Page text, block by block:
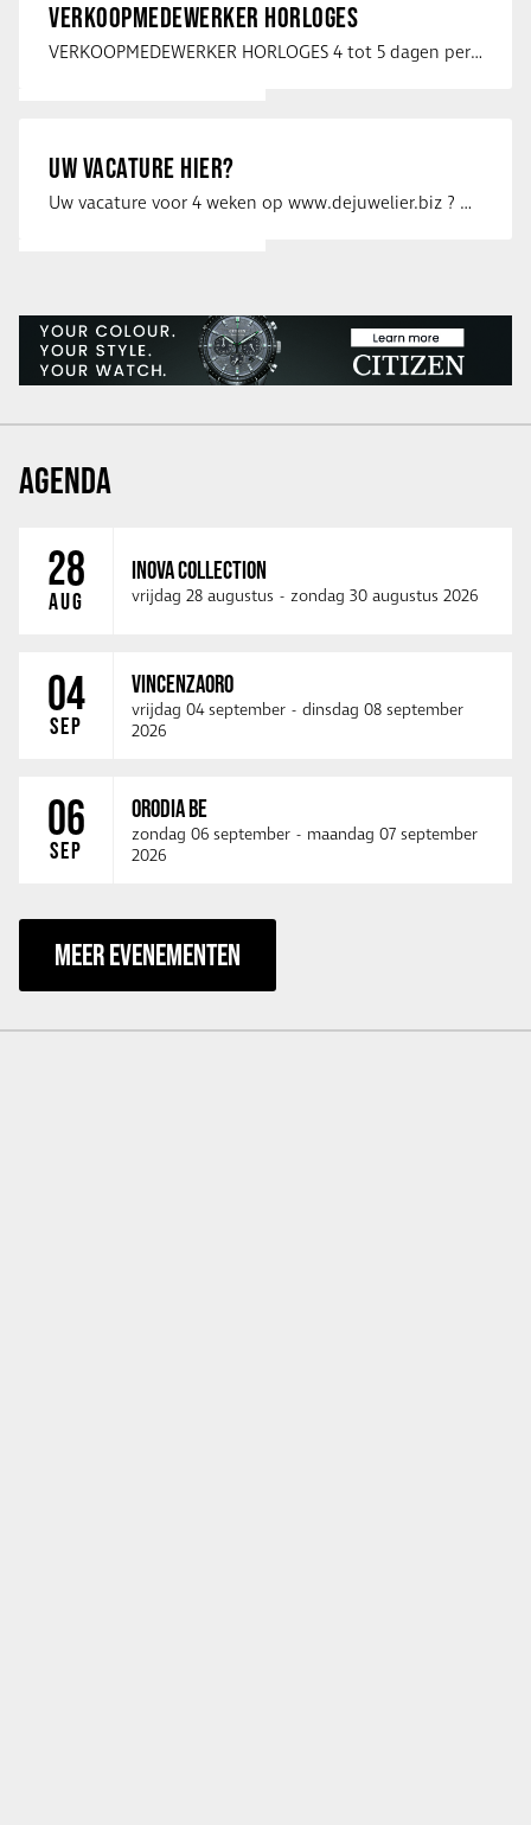
VERKOOPMEDEWERKER HORLOGES
VERKOOPMEDEWERKER HORLOGES 4 tot 5 dagen per week Heb jij een passie voor …
UW VACATURE HIER?
Uw vacature voor 4 weken op www.dejuwelier.biz ? Neem dan contact op met …
AGENDA
28
AUG
INOVA COLLECTION
vrijdag 28 augustus - zondag 30 augustus 2026
04
SEP
VINCENZAORO
vrijdag 04 september - dinsdag 08 september
2026
06
SEP
ORODIA BE
zondag 06 september - maandag 07 september
2026
MEER EVENEMENTEN